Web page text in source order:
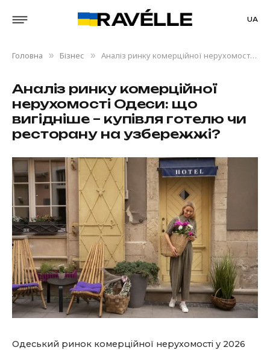
UA
Головна » Бізнес » Аналіз ринку комерційної нерухомості Одеси: що вигідніше – купівля готелю чи ресторану на узбережжі?
Аналіз ринку комерційної
нерухомості Одеси: що
вигідніше – купівля готелю чи
ресторану на узбережжі?
Одеський ринок комерційної нерухомості у 2026